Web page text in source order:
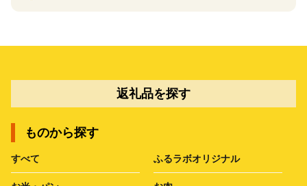
返礼品を探す
ものから探す
すべて ふるラボオリジナル